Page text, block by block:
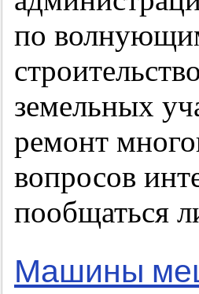
по
земельных
ремонт
вопросов
пообщаться
Машины